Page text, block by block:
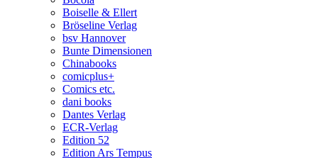
Boiselle & Ellert
Bröseline Verlag
bsv Hannover
Bunte Dimensionen
Chinabooks
comicplus+
Comics etc.
dani books
Dantes Verlag
ECR-Verlag
Edition 52
Edition Ars Tempus